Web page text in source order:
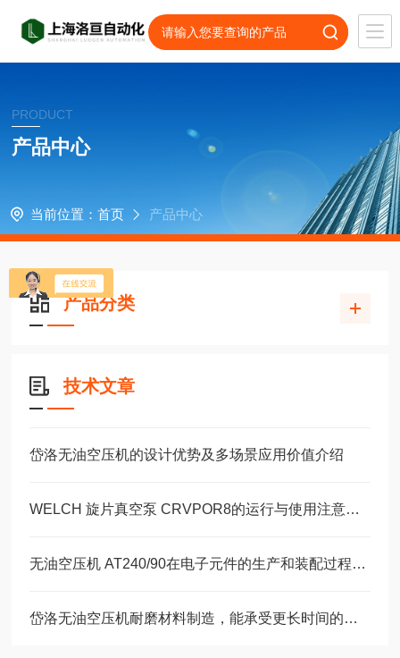
PRODUCT
产品中心
当前位置： 首页 产品中心
产品分类
技术文章
岱洛无油空压机的设计优势及多场景应用价值介绍
WELCH 旋片真空泵 CRVPOR8的运行与使用注意事项
无油空压机 AT240/90在电子元件的生产和装配过程中的作用
岱洛无油空压机耐磨材料制造，能承受更长时间的高强度工作